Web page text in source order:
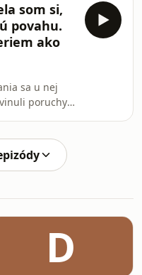
vo svojej
Dotyk smrti
si uvedomila,
o smrti
som si,
povahu.
ako
sa u nej
poruchy
a viesť
prvej dcéry
opäť
ako sa v
nebude
D